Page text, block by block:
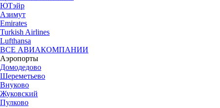
ЮТэйр
Азимут
Emirates
Turkish Airlines
Lufthansa
ВСЕ АВИАКОМПАНИИ
Аэропорты
Домодедово
Шереметьево
Внуково
Жуковский
Пулково